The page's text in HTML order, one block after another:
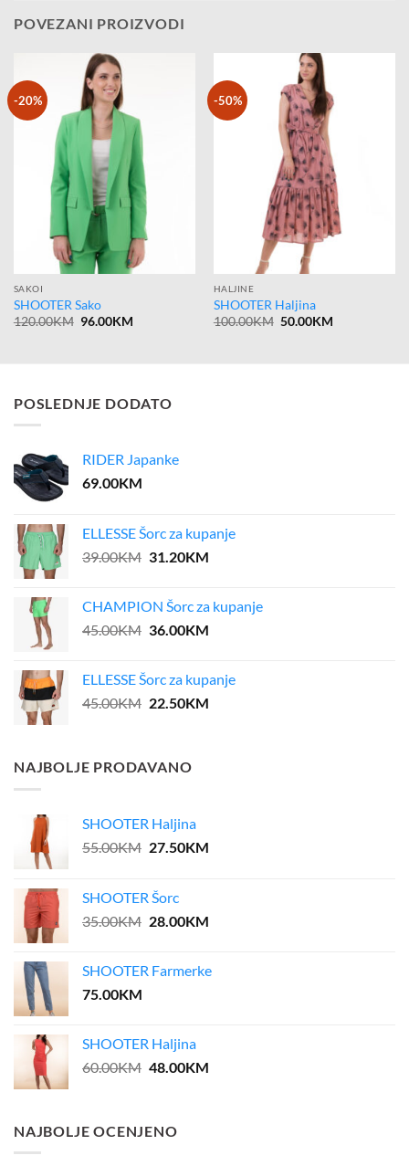
POVEZANI PROIZVODI
-20%
SAKOI
SHOOTER Sako
120.00KM Original
96.00KMCurrent
-50%
HALJINE
SHOOTER Haljina
100.00KM Original
50.00KMCurrent
POSLEDNJE DODATO
RIDER Japanke
69.00KM
ELLESSE Šorc za kupanje
39.00KM Original
39.00KM.
31.20KMCurrent
31.20KM.
CHAMPION Šorc za kupanje
45.00KM Original
45.00KM.
36.00KMCurrent
36.00KM.
ELLESSE Šorc za kupanje
45.00KM Original
45.00KM.
22.50KMCurrent
NAJBOLJE PRODAVANO
SHOOTER Haljina
55.00KM Original
55.00KM.
27.50KMCurrent
SHOOTER Šorc
35.00KM Original
35.00KM.
28.00KMCurrent
28.00KM.
SHOOTER Farmerke
75.00KM
SHOOTER Haljina
60.00KM Original
60.00KM.
48.00KMCurrent
NAJBOLJE OCENJENO